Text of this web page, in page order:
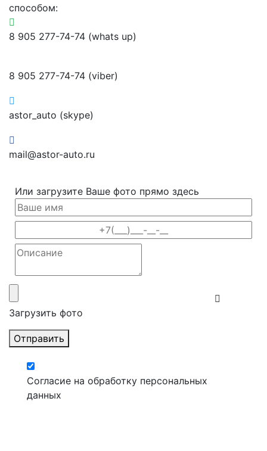
способом:
8 905 277-74-74 (whats up)
8 905 277-74-74 (viber)
astor_auto (skype)
mail@astor-auto.ru
Или загрузите Ваше фото прямо здесь
Загрузить фото
Отправить
Согласие на обработку персональных
данных